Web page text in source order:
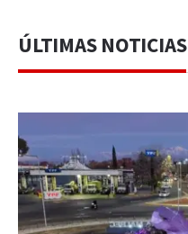
ÚLTIMAS NOTICIAS